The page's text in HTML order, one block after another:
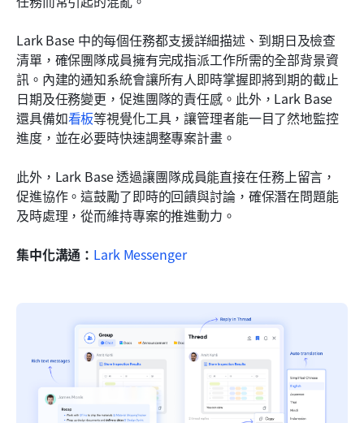
Lark Base 中的每個任務都支援詳細描述、到期日及檢查
清單，確保團隊成員擁有完成指派工作所需的全部背景資
訊。內建的通知系統會讓所有人即時掌握即將到期的截止
日期及任務變更，促進團隊的責任感。此外，Lark Base
還具備如看板等視覺化工具，讓管理者能一目了然地監控
進度，並在必要時快速調整專案計畫。
此外，Lark Base 透過讓團隊成員能直接在任務上留言，
促進協作。這鼓勵了即時的回饋與討論，確保潛在問題能
及時處理，從而維持專案的推進動力。
集中化溝通： Lark Messenger